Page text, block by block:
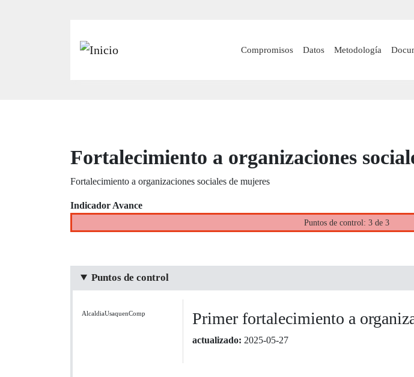
Main navigation
Compromisos Datos Metodología
Fortalecimiento a organizaciones
Fortalecimiento a organizaciones sociales de mujeres
Indicador Avance
Puntos de control: 3 de 3
Puntos de control
AlcaldiaUsaquenComp Primer fortalecimiento a
actualizado: 2025-05-27